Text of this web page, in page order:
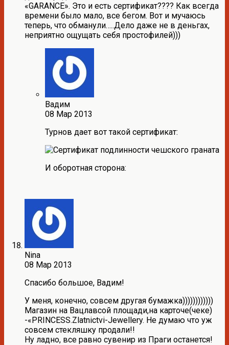
«GARANCE». Это и есть сертификат???? Как всегда
времени было мало, все бегом. Вот и мучаюсь
теперь, что обманули…..Дело даже не в деньгах,
неприятно ощущать себя простофилей)))
Вадим
08 Мар 2013
Турнов дает вот такой сертификат:
И оборотная сторона:
Nina
08 Мар 2013
Спасибо большое, Вадим!
У меня, конечно, совсем другая бумажка))))))))))))
Магазин на Вацлавсой площади,на карточе(чеке)
-«PRINCESS.Zlatnictvi-Jewellery. Не думаю что уж
совсем стекляшку продали!!
Ну ладно, все равно сувенир из Праги останется!